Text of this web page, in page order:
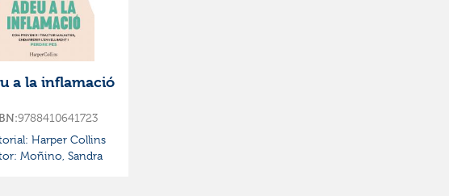
a la inflamació
9788410641723
Harper Collins
Moñino, Sandra